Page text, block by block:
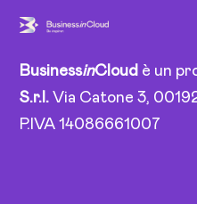
BusinessinCloud è un
S.r.l. Via Catone 3,
P.IVA 14086661007